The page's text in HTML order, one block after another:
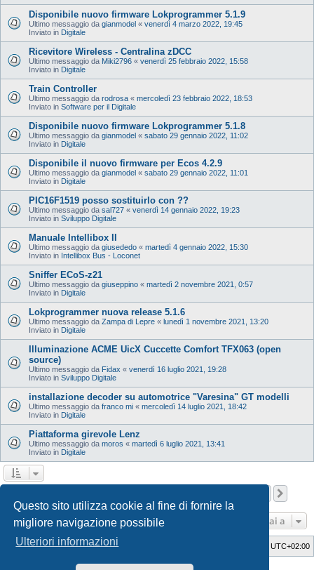
Questo sito utilizza cookie al fine di fornire la
migliore navigazione possibile
Ulteriori informazioni
Disponibile nuovo firmware Lokprogrammer 5.1.9
Ultimo messaggio da gianmodel « venerdì 4 marzo 2022, 19:45
Inviato in Digitale
Ricevitore Wireless - Centralina zDCC
Ultimo messaggio da Miki2796 « venerdì 25 febbraio 2022, 15:58
Inviato in Digitale
Train Controller
Ultimo messaggio da rodrosa « mercoledì 23 febbraio 2022, 18:53
Inviato in Software per il Digitale
Disponibile nuovo firmware Lokprogrammer 5.1.8
Ultimo messaggio da gianmodel « sabato 29 gennaio 2022, 11:02
Inviato in Digitale
Disponibile il nuovo firmware per Ecos 4.2.9
Ultimo messaggio da gianmodel « sabato 29 gennaio 2022, 11:01
Inviato in Digitale
PIC16F1519 posso sostituirlo con ??
Ultimo messaggio da sal727 « venerdì 14 gennaio 2022, 19:23
Inviato in Sviluppo Digitale
Manuale Intellibox II
Ultimo messaggio da giusededo « martedì 4 gennaio 2022, 15:30
Inviato in Intellibox Bus - Loconet
Sniffer ECoS-z21
Ultimo messaggio da giuseppino « martedì 2 novembre 2021, 0:57
Inviato in Digitale
Lokprogrammer nuova release 5.1.6
Ultimo messaggio da Zampa di Lepre « lunedì 1 novembre 2021, 13:20
Inviato in Digitale
Illuminazione ACME UicX Cuccette Comfort TFX063 (open
source)
Ultimo messaggio da Fidax « venerdì 16 luglio 2021, 19:28
Inviato in Sviluppo Digitale
installazione decoder su automotrice "Varesina" GT modelli
Ultimo messaggio da franco mi « mercoledì 14 luglio 2021, 18:42
Inviato in Digitale
Piattaforma girevole Lenz
Ultimo messaggio da moros « martedì 6 luglio 2021, 13:41
Inviato in Digitale
Vai a
Indice UTC+02:00
GTA game